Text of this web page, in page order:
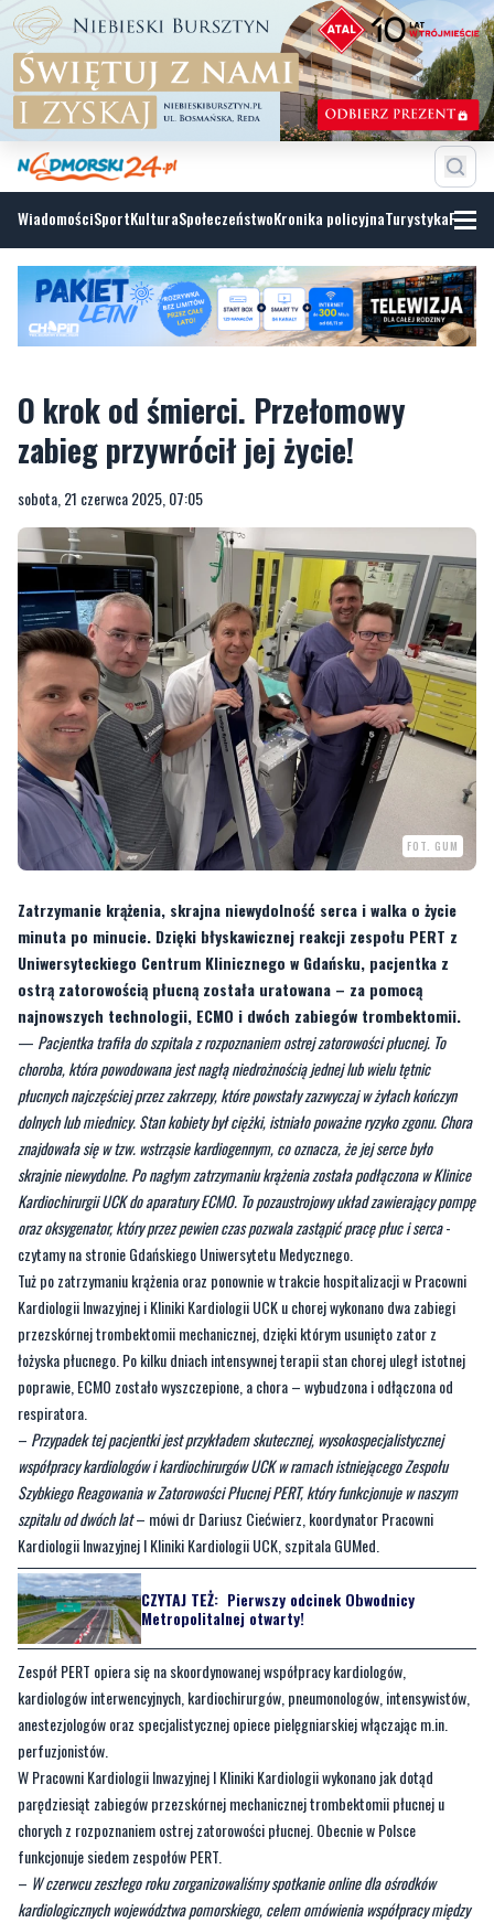
WiadomościSportKulturaSpołeczeństwoKronika policyjnaTurystyka
O krok od śmierci. Przełomowy
zabieg przywrócił jej życie!
sobota, 21 czerwca 2025, 07:05
FOT. GUM
Zatrzymanie krążenia, skrajna niewydolność serca i walka o życie
minuta po minucie. Dzięki błyskawicznej reakcji zespołu PERT z
Uniwersyteckiego Centrum Klinicznego w Gdańsku, pacjentka z
ostrą zatorowością płucną została uratowana – za pomocą
najnowszych technologii, ECMO i dwóch zabiegów trombektomii.
— Pacjentka trafiła do szpitala z rozpoznaniem ostrej zatorowości płucnej. To
choroba, która powodowana jest nagłą niedrożnością jednej lub wielu tętnic
płucnych najczęściej przez zakrzepy, które powstały zazwyczaj w żyłach kończyn
dolnych lub miednicy. Stan kobiety był ciężki, istniało poważne ryzyko zgonu. Chora
znajdowała się w tzw. wstrząsie kardiogennym, co oznacza, że jej serce było
skrajnie niewydolne. Po nagłym zatrzymaniu krążenia została podłączona w Klinice
Kardiochirurgii UCK do aparatury ECMO. To pozaustrojowy układ zawierający pompę
oraz oksygenator, który przez pewien czas pozwala zastąpić pracę płuc i serca-
czytamy na stronie Gdańskiego Uniwersytetu Medycznego.
Tuż po zatrzymaniu krążenia oraz ponownie w trakcie hospitalizacji w Pracowni
Kardiologii Inwazyjnej i Kliniki Kardiologii UCK u chorej wykonano dwa zabiegi
przezskórnej trombektomii mechanicznej, dzięki którym usunięto zator z
łożyska płucnego. Po kilku dniach intensywnej terapii stan chorej uległ istotnej
poprawie, ECMO zostało wyszczepione, a chora – wybudzona i odłączona od
respiratora.
– Przypadek tej pacjentki jest przykładem skutecznej, wysokospecjalistycznej
współpracy kardiologów i kardiochirurgów UCK w ramach istniejącego Zespołu
Szybkiego Reagowania w Zatorowości Płucnej PERT, który funkcjonuje w naszym
szpitalu od dwóch lat– mówi dr Dariusz Ciećwierz, koordynator Pracowni
Kardiologii Inwazyjnej I Kliniki Kardiologii UCK, szpitala GUMed.
CZYTAJ TEŻ: Pierwszy odcinek Obwodnicy
Metropolitalnej otwarty!
Zespół PERT opiera się na skoordynowanej współpracy kardiologów,
kardiologów interwencyjnych, kardiochirurgów, pneumonologów, intensywistów,
anestezjologów oraz specjalistycznej opiece pielęgniarskiej włączając m.in.
perfuzjonistów.
W Pracowni Kardiologii Inwazyjnej I Kliniki Kardiologii wykonano jak dotąd
parędziesiąt zabiegów przezskórnej mechanicznej trombektomii płucnej u
chorych z rozpoznaniem ostrej zatorowości płucnej. Obecnie w Polsce
funkcjonuje siedem zespołów PERT.
– W czerwcu zeszłego roku zorganizowaliśmy spotkanie online dla ośrodków
kardiologicznych województwa pomorskiego, celem omówienia współpracy między